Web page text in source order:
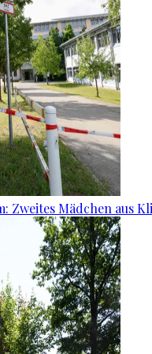
Zweites Mädchen aus